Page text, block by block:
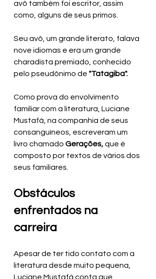
avô também foi escritor, assim
como, alguns de seus primos.
Seu avô, um grande literato, falava
nove idiomas e era um grande
charadista premiado, conhecido
pelo pseudônimo de "Tatagiba".
Como prova do envolvimento
familiar com a literatura, Luciane
Mustafá, na companhia de seus
consanguíneos, escreveram um
livro chamado Gerações, que é
composto por textos de vários dos
seus familiares.
Obstáculos
enfrentados na
carreira
Apesar de ter tido contato com a
literatura desde muito pequena,
Luciane Mustafá conta que